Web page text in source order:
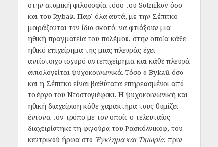
στην ατομική φιλοσοφία τόσο του Sotnikov όσο
και του Rybak. Παρ’ όλα αυτά, με την Σέπιτκο
μοιράζονται τον ίδιο σκοπό: να φτιάξουν μια
ηθική πραγματεία του πολέμου, στην οποία κάθε
ηθικό επιχείρημα της μιας πλευράς έχει
αντίστοιχο ισχυρό αντεπιχείρημα και κάθε πλευρά
αιτιολογείται ψυχοκοινωνικά. Τόσο ο Bykaŭ όσο
και η Σέπιτκο είναι βαθύτατα επηρεασμένοι από
το έργο του Ντοστογιέφσκι. Η ψυχοκοινωνική και
ηθική διαχείριση κάθε χαρακτήρα τους θυμίζει
έντονα τον τρόπο με τον οποίο ο τελευταίος
διαχειρίστηκε τη φιγούρα του Ρασκόλνικοφ, του
κεντρικού ήρωα στο Έγκλημα και Τιμωρία, πριν